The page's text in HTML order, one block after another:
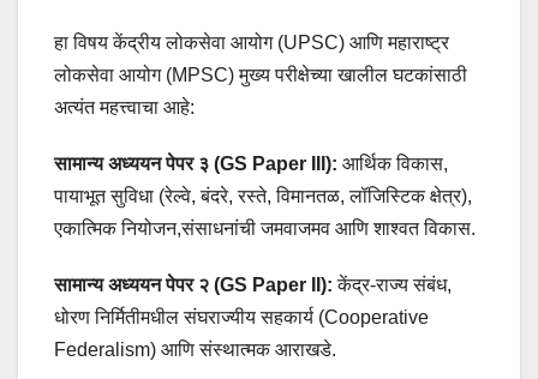
हा विषय केंद्रीय लोकसेवा आयोग (UPSC) आणि महाराष्ट्र
लोकसेवा आयोग (MPSC) मुख्य परीक्षेच्या खालील घटकांसाठी
अत्यंत महत्त्वाचा आहे:
सामान्य अध्ययन पेपर ३ (GS Paper III): आर्थिक विकास,
पायाभूत सुविधा (रेल्वे, बंदरे, रस्ते, विमानतळ, लॉजिस्टिक क्षेत्र),
एकात्मिक नियोजन,संसाधनांची जमवाजमव आणि शाश्वत विकास.
सामान्य अध्ययन पेपर २ (GS Paper II): केंद्र-राज्य संबंध,
धोरण निर्मितीमधील संघराज्यीय सहकार्य (Cooperative
Federalism) आणि संस्थात्मक आराखडे.